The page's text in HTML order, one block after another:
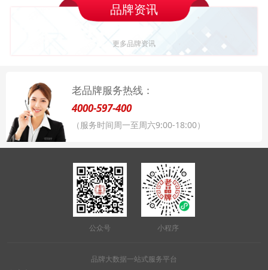
品牌资讯
更多品牌资讯
老品牌服务热线：
4000-597-400
（服务时间周一至周六9:00-18:00）
公众号 小程序
品牌大数据一站式服务平台